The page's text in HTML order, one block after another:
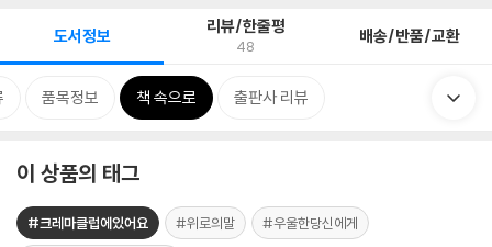
도서정보 리뷰/한줄평
48 배송/반품/교환
품목정보 책 속으로 출판사 리뷰
이 상품의 태그
#크레마클럽에있어요 #위로의말 #우울한당신에게